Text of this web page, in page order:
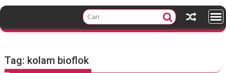
e
t
Tag: kolam bioflok